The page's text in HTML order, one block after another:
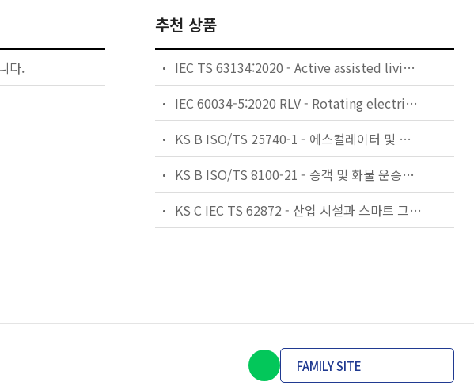
다.
추천 상품
IEC TS 63134:2020 - Active assisted living (AAL) use cases
IEC 60034-5:2020 RLV - Rotating electrical machines - Part 5: Degrees of protection provided by the integral design of rotating electrical machines (IP code) - Classification
KS B ISO/TS 25740-1 - 에스컬레이터 및 무빙워크에 대한 안전요건 — 제1부: 세계공통 필수 안전요건(GESRs)
KS B ISO/TS 8100-21 - 승객 및 화물 운송용 엘리베이터 —제21부: 세계공통 필수안전요건(GESRs)을 충족하는 세계공통 안전 파라미터(GSPs)
KS C IEC TS 62872 - 산업 시설과 스마트 그리드 사이의 산업 공정 측정, 제어 및 자동화 시스템 인터페이스
FAMILY SITE